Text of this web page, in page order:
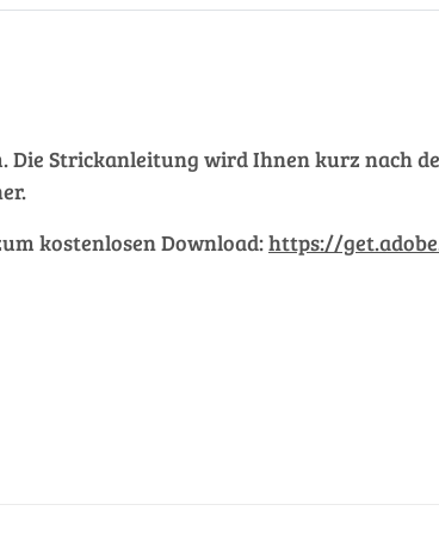
Strickanleitung wird Ihnen kurz nach
kostenlosen Download:https://